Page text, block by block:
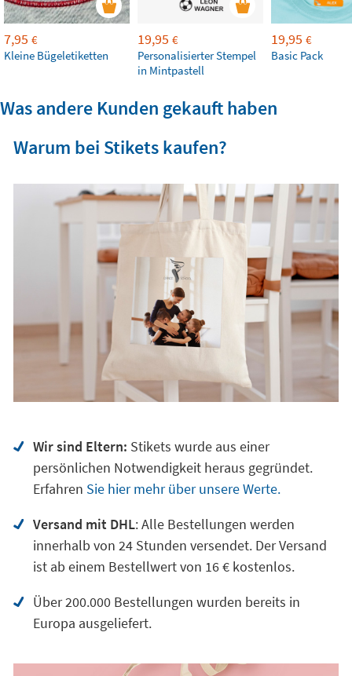
7,95 €
Kleine Bügeletiketten
19,95 €
Personalisierter Stempel
in Mintpastell
19,95 €
Basic Pack
Was andere Kunden gekauft haben
Warum bei Stikets kaufen?
Wir sind Eltern: Stikets wurde aus einer
persönlichen Notwendigkeit heraus gegründet.
Erfahren Sie hier mehr über unsere Werte.
Versand mit DHL: Alle Bestellungen werden
innerhalb von 24 Stunden versendet. Der Versand
ist ab einem Bestellwert von 16 € kostenlos.
Über 200.000 Bestellungen wurden bereits in
Europa ausgeliefert.